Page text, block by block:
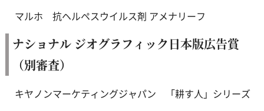
マルホ 抗ヘルペスウイルス剤 アメナリーフ
ナショナル ジオグラフィック日本版広告賞
（別審査）
キヤノンマーケティングジャパン 「耕す人」シリーズ